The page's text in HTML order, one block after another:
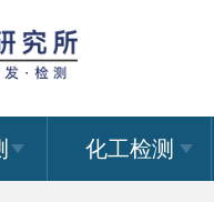
化工检测